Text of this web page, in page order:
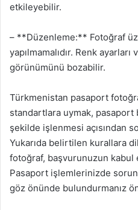
etkileyebilir.
– **Düzenleme:** Fotoğraf
yapılmamalıdır. Renk
görünümünü bozabilir.
Türkmenistan pasaport
standartlara uymak,
şekilde işlenmesi açısından
Yukarıda belirtilen kurallara
fotoğraf, başvurunuzun kabul
Pasaport işlemlerinizde
göz önünde bulundurmanız